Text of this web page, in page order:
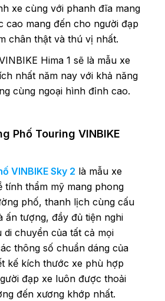
xe cùng với phanh đĩa mang
cao mang đến cho người đạp
chân thật và thú vị nhất.
Hima 1 sẽ là mẫu xe
nhất năm nay với khả năng
cùng ngoại hình đỉnh cao.
Phố Touring VINBIKE
VINBIKE Sky 2 là mẫu xe
tính thẩm mỹ mang phong
phố, thanh lịch cùng cấu
ấn tượng, đầy đủ tiện nghi
chuyển của tất cả mọi
thông số chuẩn dáng của
kế kích thước xe phù hợp
đạp xe luôn được thoải
đến xương khớp nhất.